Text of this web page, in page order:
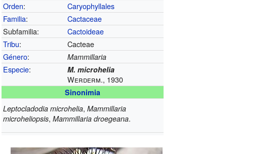
Orden:
Caryophyllales
Familia:
Cactaceae
Subfamilia:
Cactoideae
Tribu:
Cacteae
Género: Mammillaria
Especie: M. microhelia
Werderm., 1930
Sinonimia
Leptocladodia microhelia,Mammillaria
microheliopsis,Mammillaria droegeana.